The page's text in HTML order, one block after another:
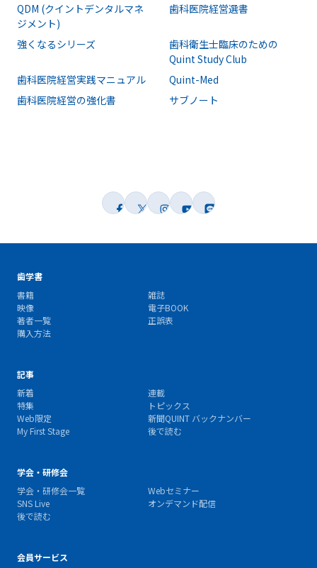
QDM (クイントデンタルマネ
ジメント)
歯科医院経営選書
強くなるシリーズ
歯科衛生士臨床のための
Quint Study Club
歯科医院経営実践マニュアル
Quint-Med
歯科医院経営の強化書
サブノート
歯学書
書籍
雑誌
映像
電子BOOK
著者一覧
正誤表
購入方法
記事
新着
連載
特集
トピックス
Web限定
新聞QUINT バックナンバー
My First Stage
後で読む
学会・研修会
学会・研修会一覧
Webセミナー
SNS Live
オンデマンド配信
後で読む
会員サービス